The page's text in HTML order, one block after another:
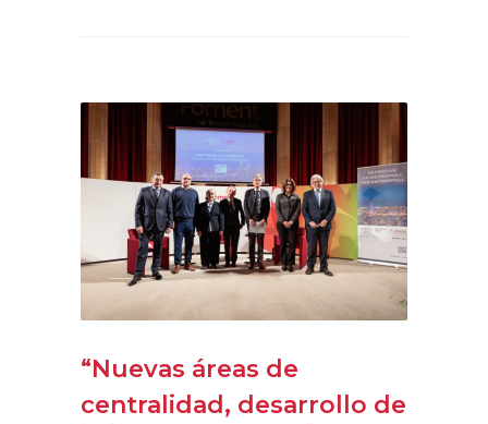
“Nuevas áreas de
centralidad, desarrollo de